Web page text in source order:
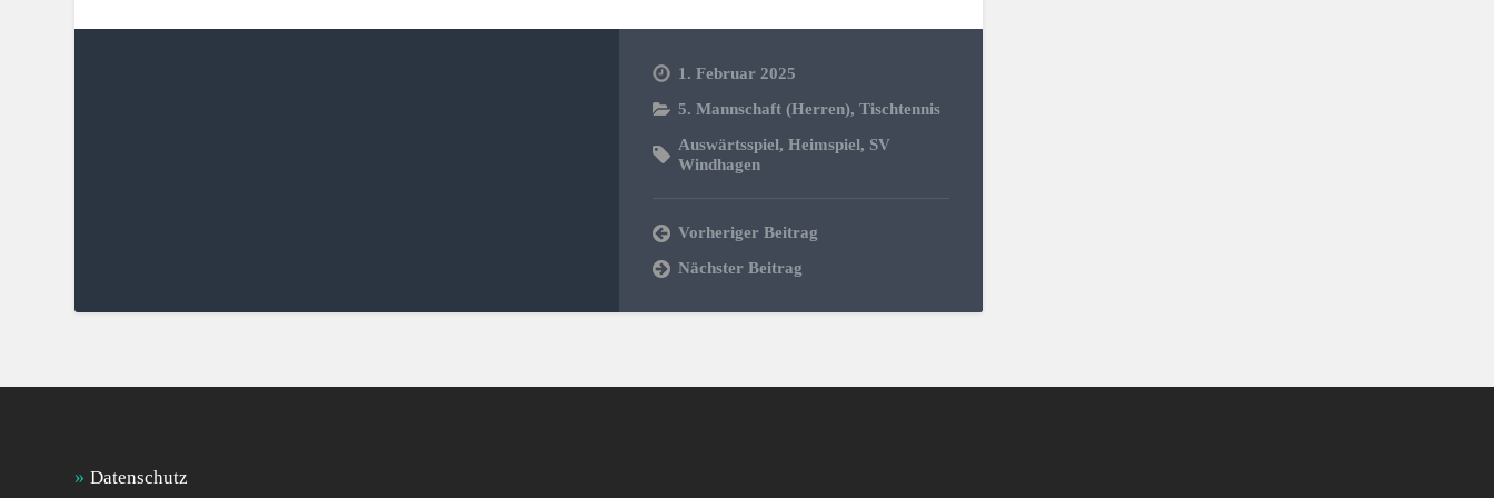
1. Februar 2025
5. Mannschaft (Herren),Tischtennis
Auswärtsspiel,Heimspiel, SV
Windhagen
Vorheriger Beitrag
Nächster Beitrag
Datenschutz